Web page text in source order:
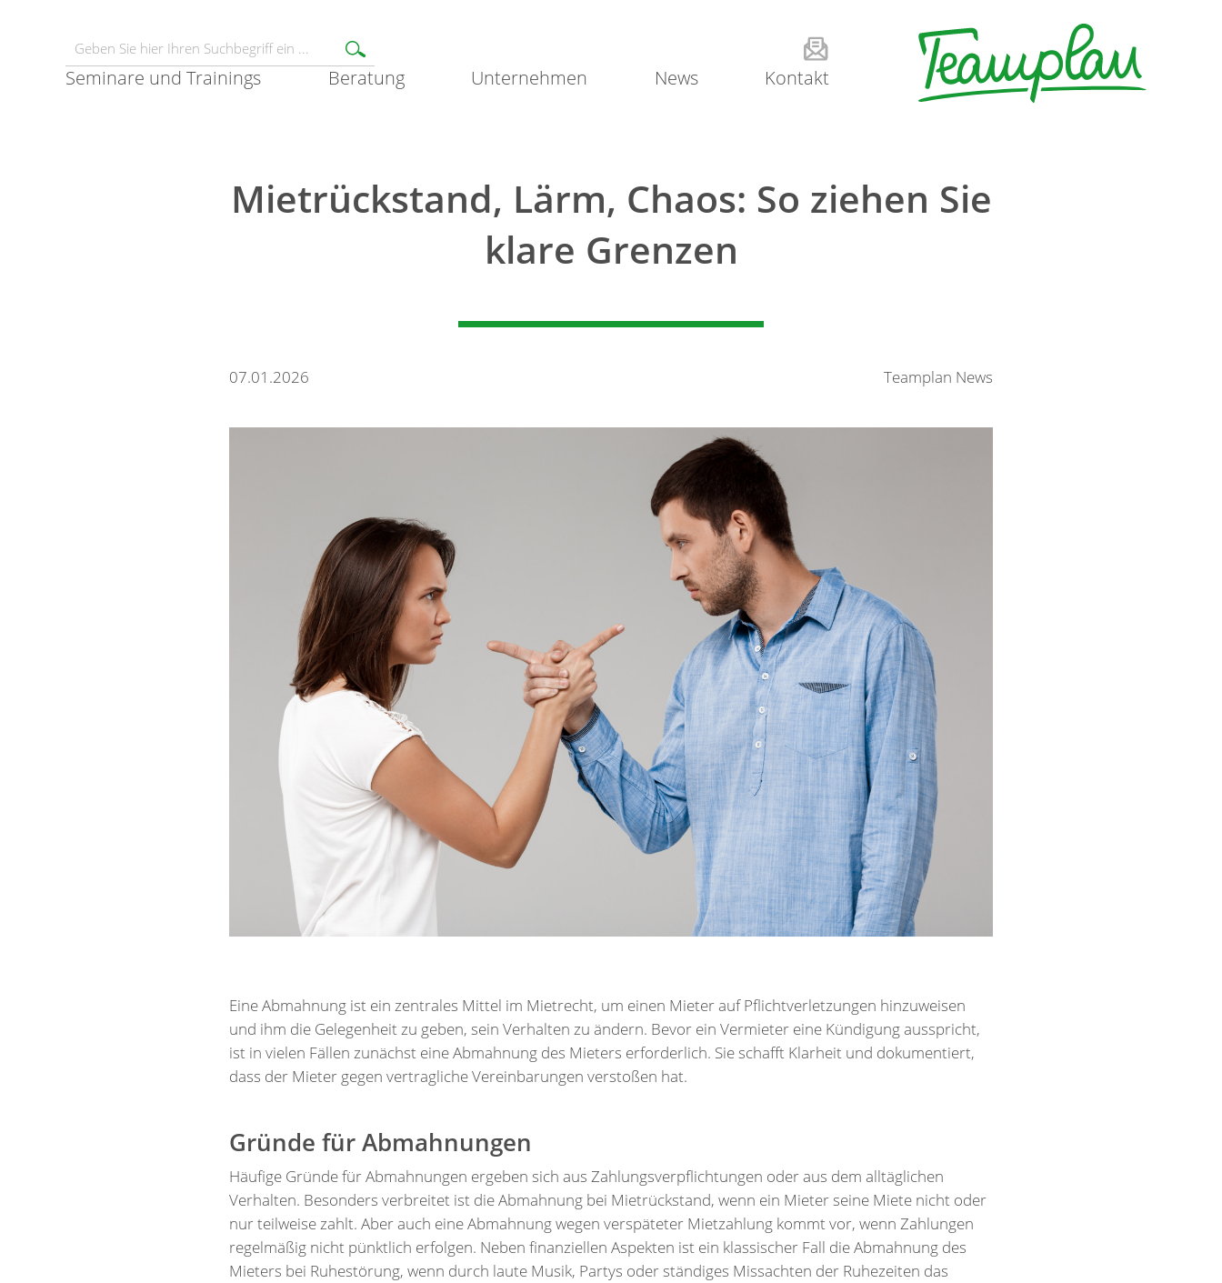
Seminare und Trainings Beratung Unternehmen News Kontakt
Mietrückstand, Lärm, Chaos: So ziehen Sie
klare Grenzen
07.01.2026 Teamplan News
Eine Abmahnung ist ein zentrales Mittel im Mietrecht, um einen Mieter auf Pflichtverletzungen hinzuweisen
und ihm die Gelegenheit zu geben, sein Verhalten zu ändern. Bevor ein Vermieter eine Kündigung ausspricht,
ist in vielen Fällen zunächst eine Abmahnung des Mieters erforderlich. Sie schafft Klarheit und dokumentiert,
dass der Mieter gegen vertragliche Vereinbarungen verstoßen hat.
Gründe für Abmahnungen
Häufige Gründe für Abmahnungen ergeben sich aus Zahlungsverpflichtungen oder aus dem alltäglichen
Verhalten. Besonders verbreitet ist die Abmahnung bei Mietrückstand, wenn ein Mieter seine Miete nicht oder
nur teilweise zahlt. Aber auch eine Abmahnung wegen verspäteter Mietzahlung kommt vor, wenn Zahlungen
regelmäßig nicht pünktlich erfolgen. Neben finanziellen Aspekten ist ein klassischer Fall die Abmahnung des
Mieters bei Ruhestörung, wenn durch laute Musik, Partys oder ständiges Missachten der Ruhezeiten das